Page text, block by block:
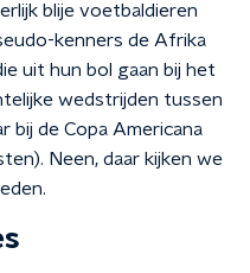
blije voetbaldieren
kenners de Afrika
uit hun bol gaan bij het
wedstrijden tussen
bij de Copa Americana
Neen, daar kijken we